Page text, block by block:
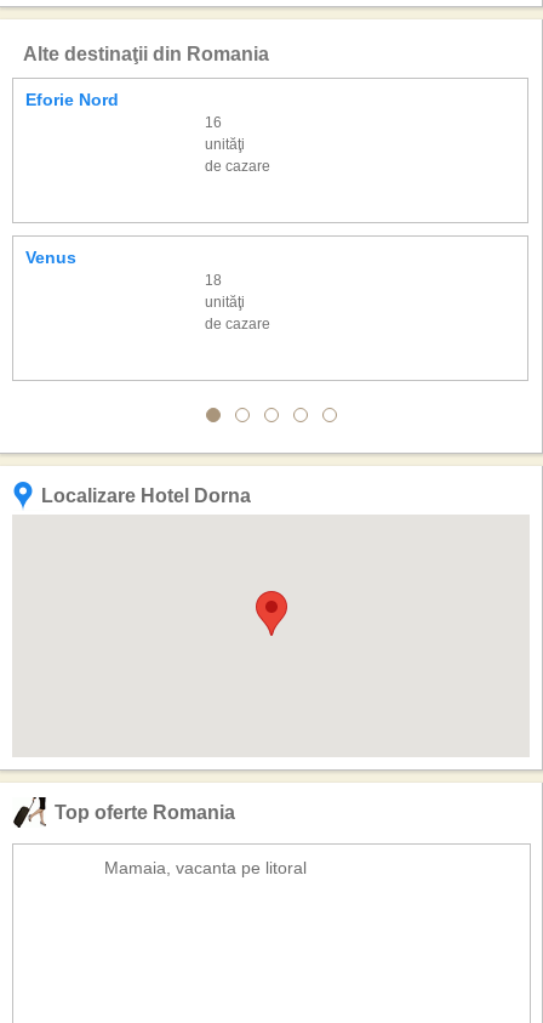
Alte destinaţii din Romania
Eforie Nord
16
unităţi
de cazare
Venus
18
unităţi
de cazare
Localizare Hotel Dorna
Top oferte Romania
Mamaia, vacanta pe litoral